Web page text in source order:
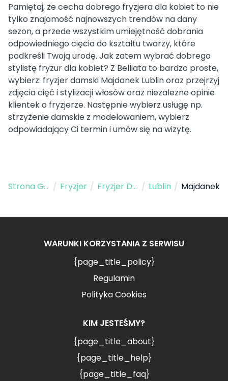
Pamiętaj, że cecha dobrego fryzjera dla kobiet to nie
tylko znajomość najnowszych trendów na dany
sezon, a przede wszystkim umiejętność dobrania
odpowiedniego cięcia do kształtu twarzy, które
podkreśli Twoją urodę. Jak zatem wybrać dobrego
stylistę fryzur dla kobiet? Z Belliata to bardzo proste,
wybierz: fryzjer damski Majdanek Lublin oraz przejrzyj
zdjęcia cięć i stylizacji włosów oraz niezależne opinie
klientek o fryzjerze. Następnie wybierz usługę np.
strzyżenie damskie z modelowaniem, wybierz
odpowiadający Ci termin i umów się na wizytę.
Strona Główna / Fryzjer / Fryzjer Damski / Lublin / Majdanek
WARUNKI KORZYSTANIA Z SERWISU
{page_title_policy}
Regulamin
Polityka Cookies
KIM JESTEŚMY?
{page_title_about}
{page_title_help}
{page_title_faq}